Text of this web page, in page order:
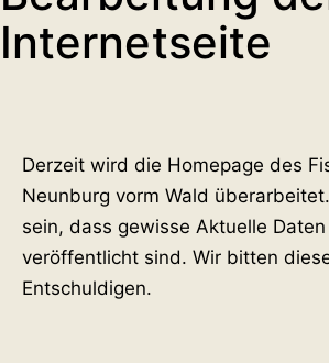
Internetseite
Derzeit wird die Homepage des
Neunburg vorm Wald
sein, dass gewisse Aktuelle
veröffentlicht sind. Wir bitten
Entschuldigen.